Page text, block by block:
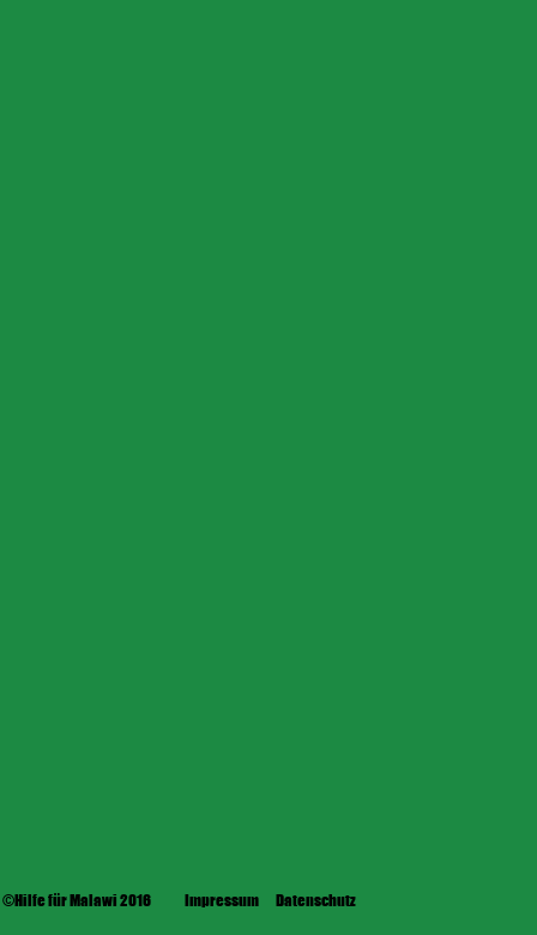
©Hilfe für Malawi 2016 Impressum Datenschutz